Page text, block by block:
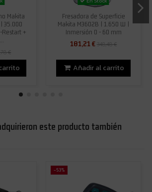
Makita
35.000
Restart +
€
Fresadora de Superficie
Makita M3602B | 1.650 W |
Inmersión 0 - 60 mm
181,21 €348,48 €
Añadir al carrito
este producto también
-53%